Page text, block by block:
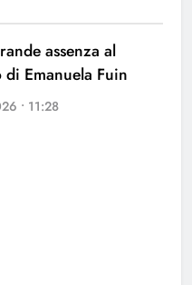
assenza al
Emanuela Fuin
• 11:28